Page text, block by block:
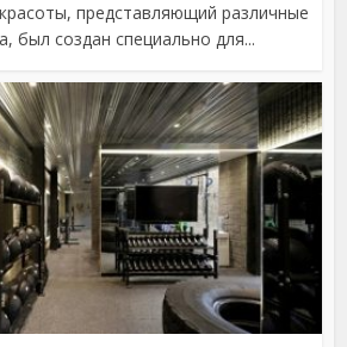
представляющий различные
был создан специально для...